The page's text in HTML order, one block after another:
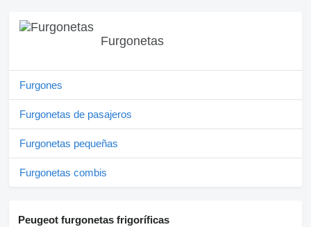
Furgonetas
Furgones
Furgonetas de pasajeros
Furgonetas pequeñas
Furgonetas combis
Peugeot furgonetas frigoríficas